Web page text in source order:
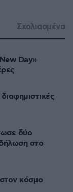
Σχολιασμένα
Day»
δύο
στο
κόσμο